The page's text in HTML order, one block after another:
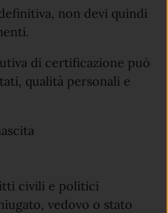
non devi quindi
di certificazione può
qualità personali e
civili e politici
vedovo o stato